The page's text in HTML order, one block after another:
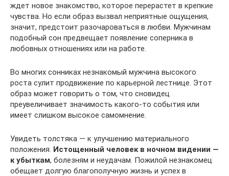
ждет новое знакомство, которое перерастет в крепкие
чувства. Но если образ вызвал неприятные ощущения,
значит, предстоит разочароваться в любви. Мужчинам
подобный сон предвещает появление соперника в
любовных отношениях или на работе.
Во многих сонниках незнакомый мужчина высокого
роста сулит продвижение по карьерной лестнице. Этот
образ может говорить о том, что сновидец
преувеличивает значимость какого-то события или
имеет слишком высокое самомнение.
Увидеть толстяка — к улучшению материального
положения. Истощенный человек в ночном видении —
к убыткам, болезням и неудачам. Пожилой незнакомец
обещает долгую благополучную жизнь и успех в